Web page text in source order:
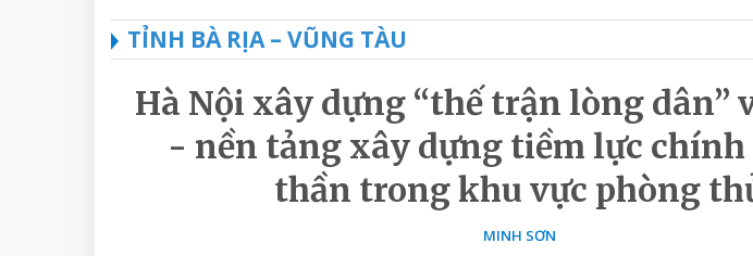
TỈNH BÀ RỊA – VŨNG TÀU
Hà Nội xây dựng “thế trận lòng dân”
- nền tảng xây dựng tiềm lực
thần trong khu vực phòng
MINH SƠN